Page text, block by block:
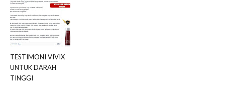
TESTIMONI VIVIX
UNTUK DARAH
TINGGI